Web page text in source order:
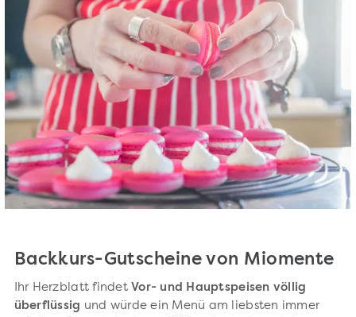
Backkurs-Gutscheine von Miomente
Ihr Herzblatt findetVor- und Hauptspeisen völlig
überflüssig und würde ein Menü am liebsten immer